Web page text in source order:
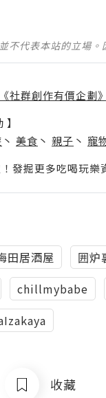
不代表本站的立場
社群創作有價企劃》
丶 美食 丶 親子 丶 寵
發掘更多吃喝玩樂
田居酒屋 囲炉
chillmybabe
收藏